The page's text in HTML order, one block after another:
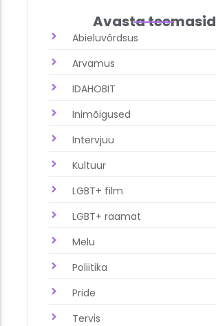
Avasta teemasid
Abieluvõrdsus
Arvamus
IDAHOBIT
Inimõigused
Intervjuu
Kultuur
LGBT+ film
LGBT+ raamat
Melu
Poliitika
Pride
Tervis